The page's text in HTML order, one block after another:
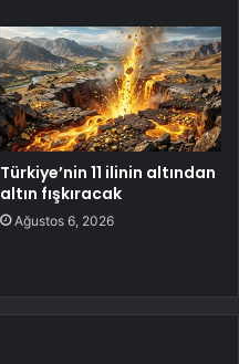
Türkiye’nin 11 ilinin altından
altın fışkıracak
Ağustos 6, 2026